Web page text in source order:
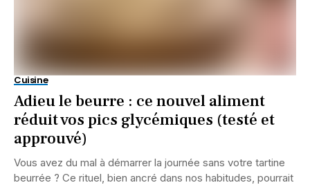
Cuisine
Adieu le beurre : ce nouvel aliment
réduit vos pics glycémiques (testé et
approuvé)
Vous avez du mal à démarrer la journée sans votre tartine
beurrée ? Ce rituel, bien ancré dans nos habitudes, pourrait